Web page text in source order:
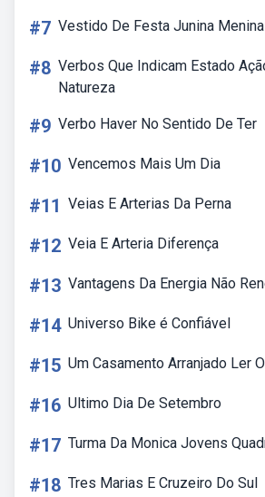
#7 Vestido De Festa Junina Menina
#8 Verbos Que Indicam Estado
Natureza
#9 Verbo Haver No Sentido De Ter
#10 Vencemos Mais Um Dia
#11 Veias E Arterias Da Perna
#12 Veia E Arteria Diferença
#13 Vantagens Da Energia Não
#14 Universo Bike é Confiável
#15 Um Casamento Arranjado Ler
#16 Ultimo Dia De Setembro
#17 Turma Da Monica Jovens
#18 Tres Marias E Cruzeiro Do Sul